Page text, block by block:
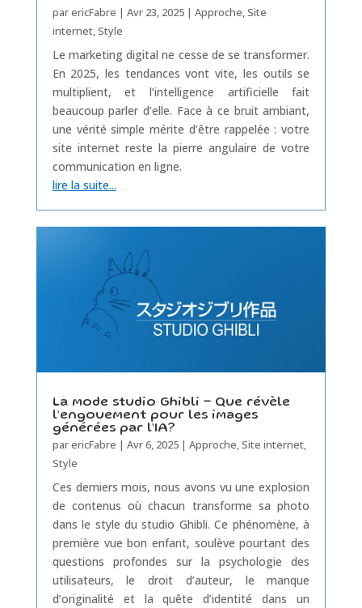
parericFabre | Avr 23, 2025| Approche,Site
internet,Style
Le marketing digital ne cesse de se transformer.
En 2025, les tendances vont vite, les outils se
multiplient, et l’intelligence artificielle fait
beaucoup parler d’elle. Face à ce bruit ambiant,
une vérité simple mérite d’être rappelée : votre
site internet reste la pierre angulaire de votre
communication en ligne.
lire la suite...
La mode studio Ghibli – Que révèle
l’engouement pour les images
générées par l’IA?
parericFabre | Avr 6, 2025| Approche Site internet,
Style
Ces derniers mois, nous avons vu une explosion
de contenus où chacun transforme sa photo
dans le style du studio Ghibli. Ce phénomène, à
première vue bon enfant, soulève pourtant des
questions profondes sur la psychologie des
utilisateurs, le droit d’auteur, le manque
d’originalité et la quête d’identité dans un